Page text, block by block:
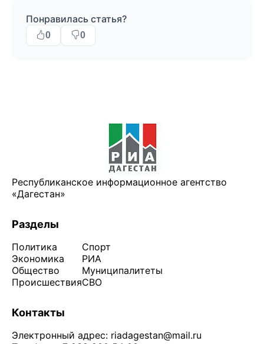
Понравилась статья?
0 0
Республиканское информационное агентство
«Дагестан»
Разделы
Политика
Экономика
Общество
Происшествия
Спорт
РИА
Муниципалитеты
СВО
Контакты
Электронный адрес: riadagestan@mail.ru